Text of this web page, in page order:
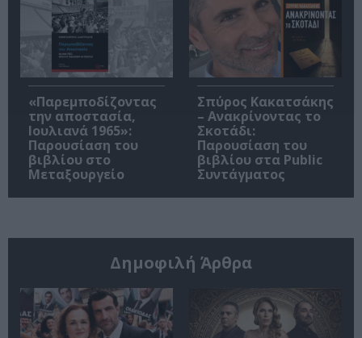
«Παρεμποδίζοντας
την αποστασία,
Ιουλιανά 1965»:
Παρουσίαση του
βιβλίου στο
Μεταξουργείο
Σπύρος Κακατσάκης
– Ανακρίνοντας το
Σκοτάδι:
Παρουσίαση του
βιβλίου στα Public
Συντάγματος
Δημοφιλή Άρθρα